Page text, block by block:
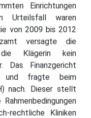
Einrichtungen
Urteilsfall waren
von 2009 bis 2012
versagte die
die Klägerin kein
Das Finanzgericht
und fragte beim
nach. Dieser stellt
rechtliche Kliniken